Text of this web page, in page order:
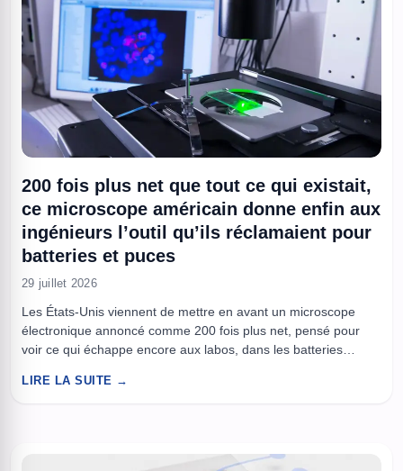
200 fois plus net que tout ce qui existait,
ce microscope américain donne enfin aux
ingénieurs l’outil qu’ils réclamaient pour
batteries et puces
29 juillet 2026
Les États-Unis viennent de mettre en avant un microscope
électronique annoncé comme 200 fois plus net, pensé pour
voir ce qui échappe encore aux labos, dans les batteries
zoom”, mais une imagerie capable de suivre des matériaux en
LIRE LA SUITE →